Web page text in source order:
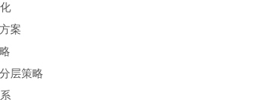
案
层策略